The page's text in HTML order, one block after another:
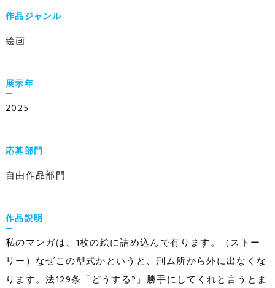
作品ジャンル
絵画
展示年
2025
応募部門
自由作品部門
作品説明
私のマンガは、1枚の絵に詰め込んで有ります。（ストー
リー）なぜこの型式かというと、刑ム所から外に出なくな
ります。法129条「どうする?」勝手にしてくれと言うとま